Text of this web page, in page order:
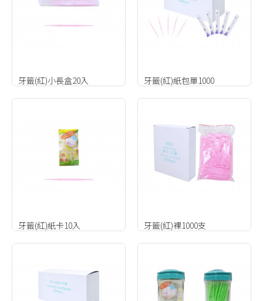
牙籤(紅)小長盒20入 牙籤(紅)紙包單1000
牙籤(紅)紙卡10入 牙籤(紅)裸1000支